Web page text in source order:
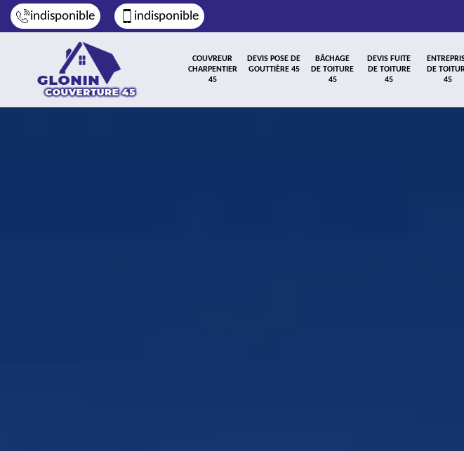
indisponible indisponible
COUVREUR
CHARPENTIER
45
DEVIS POSE DE
GOUTTIÈRE 45
BÂCHAGE
DE TOITURE
45
DEVIS FUITE
DE TOITURE
45
DE
45